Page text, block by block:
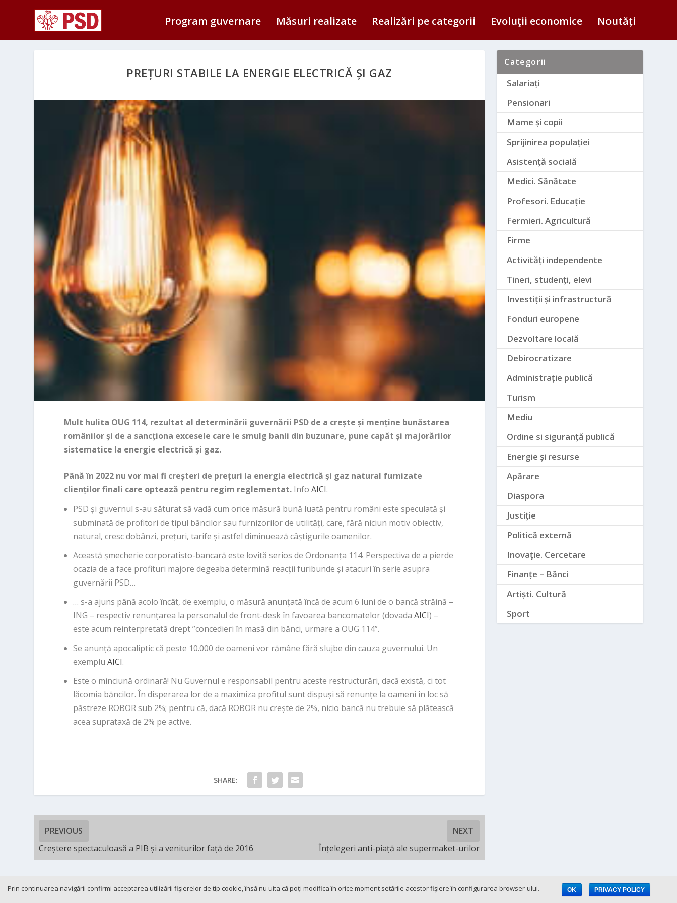
Program guvernare Măsuri realizate Realizări pe categorii Evoluţii economice Noutăți
PREȚURI STABILE LA ENERGIE ELECTRICĂ ȘI GAZ
Mult hulita OUG 114, rezultat al determinării guvernării PSD de a crește și menține bunăstarea
românilor și de a sancționa excesele care le smulg banii din buzunare, pune capăt și majorărilor
sistematice la energie electrică și gaz.
Până în 2022 nu vor mai fi creșteri de prețuri la energia electrică și gaz natural furnizate
clienților finali care optează pentru regim reglementat. InfoAICI.
PSD și guvernul s-au săturat să vadă cum orice măsură bună luată pentru români este speculată și
subminată de profitori de tipul băncilor sau furnizorilor de utilități, care, fără niciun motiv obiectiv,
natural, cresc dobânzi, prețuri, tarife și astfel diminuează câștigurile oamenilor.
Această șmecherie corporatisto-bancară este lovită serios de Ordonanța 114. Perspectiva de a pierde
ocazia de a face profituri majore degeaba determină reacții furibunde și atacuri în serie asupra
guvernării PSD…
… s-a ajuns până acolo încât, de exemplu, o măsură anunțată încă de acum 6 luni de o bancă străină –
ING – respectiv renunțarea la personalul de front-desk în favoarea bancomatelor (dovadaAICI) –
este acum reinterpretată drept ”concedieri în masă din bănci, urmare a OUG 114”.
Se anunță apocaliptic că peste 10.000 de oameni vor rămâne fără slujbe din cauza guvernului. Un
exempluAICI.
Este o minciună ordinară! Nu Guvernul e responsabil pentru aceste restructurări, dacă există, ci tot
lăcomia băncilor. În disperarea lor de a maximiza profitul sunt dispuși să renunțe la oameni în loc să
păstreze ROBOR sub 2%; pentru că, dacă ROBOR nu crește de 2%, nicio bancă nu trebuie să plătească
acea suprataxă de 2% pe active.
SHARE:
PREVIOUS
Creștere spectaculoasă a PIB și a veniturilor față de 2016
NEXT
Înțelegeri anti-piață ale supermaket-urilor
Categorii
Salariați
Pensionari
Mame și copii
Sprijinirea populației
Asistență socială
Medici. Sănătate
Profesori. Educație
Fermieri. Agricultură
Firme
Activități independente
Tineri, studenți, elevi
Investiții și infrastructură
Fonduri europene
Dezvoltare locală
Debirocratizare
Administrație publică
Turism
Mediu
Ordine si siguranță publică
Energie și resurse
Apărare
Diaspora
Justiție
Politică externă
Inovaţie. Cercetare
Finanțe – Bănci
Artiști. Cultură
Sport
Cookie-and-GDPR Contact
Prin continuarea navigării confirmi acceptarea utilizării fişierelor de tip cookie, însă nu uita că poți modifica în orice moment setările acestor fişiere în configurarea browser-ului. OK PRIVACY POLICY